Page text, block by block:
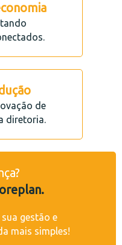
de
diretoria.
gestão e
mais simples!